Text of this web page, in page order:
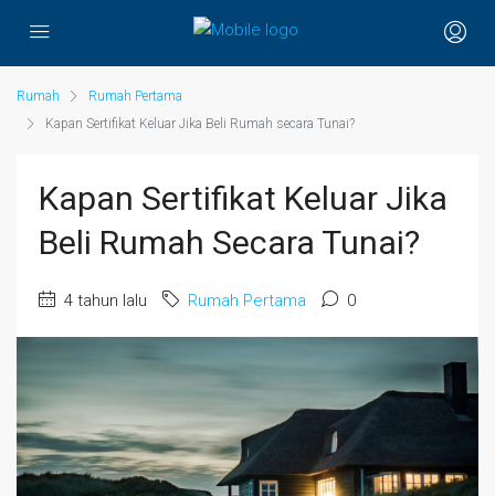
Rumah
Rumah Pertama
Kapan Sertifikat Keluar Jika Beli Rumah secara Tunai?
Kapan Sertifikat Keluar Jika
Beli Rumah Secara Tunai?
4 tahun lalu Rumah Pertama 0